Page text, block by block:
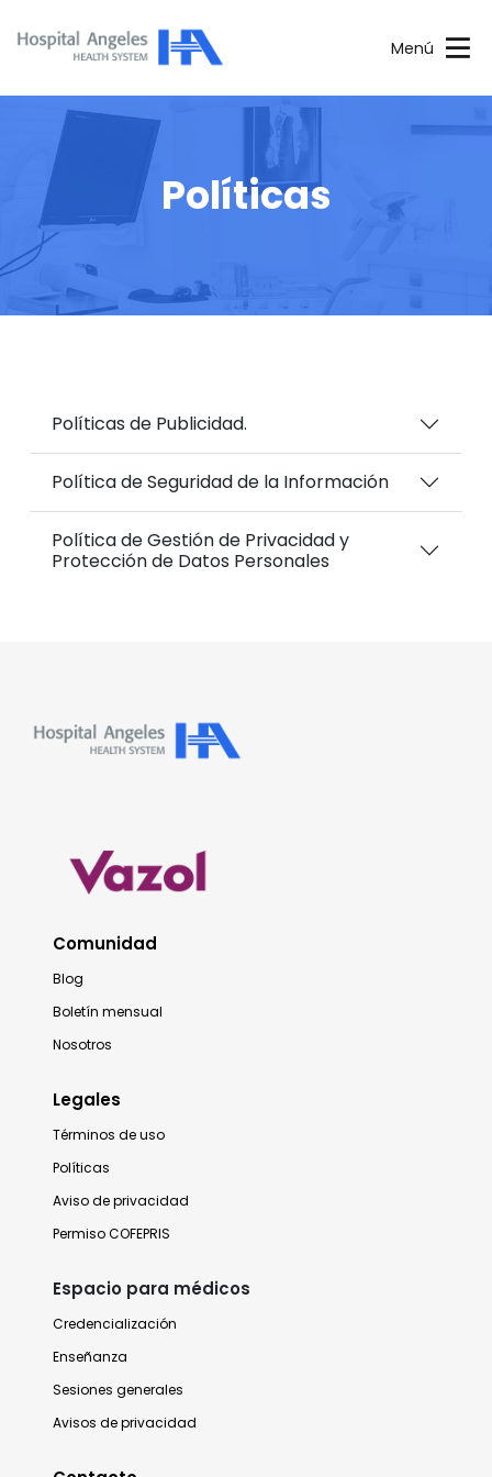
Menú
Políticas
Políticas de Publicidad.
Política de Seguridad de la Información
Política de Gestión de Privacidad y
Protección de Datos Personales
Comunidad
Blog
Boletín mensual
Nosotros
Legales
Términos de uso
Políticas
Aviso de privacidad
Permiso COFEPRIS
Espacio para médicos
Credencialización
Enseñanza
Sesiones generales
Avisos de privacidad